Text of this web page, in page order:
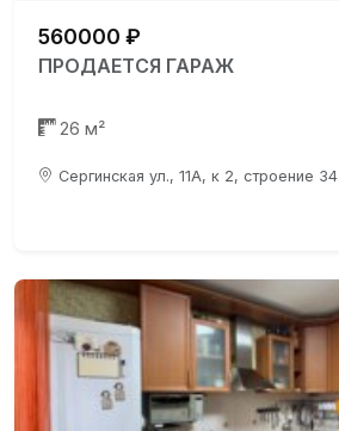
560000 ₽
ПРОДАЕТСЯ ГАРАЖ
26 м²
Сергинская ул., 11А, к 2, строение 34